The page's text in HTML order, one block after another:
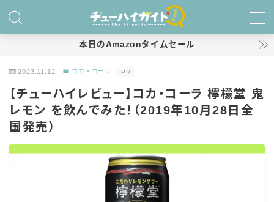
特集！
本日のAmazonタイムセール
2023.11.12 コカ・コーラ PR
【チューハイレビュー】コカ・コーラ 檸檬堂 鬼
レモン を飲んでみた！（2019年10月28日全
国発売）